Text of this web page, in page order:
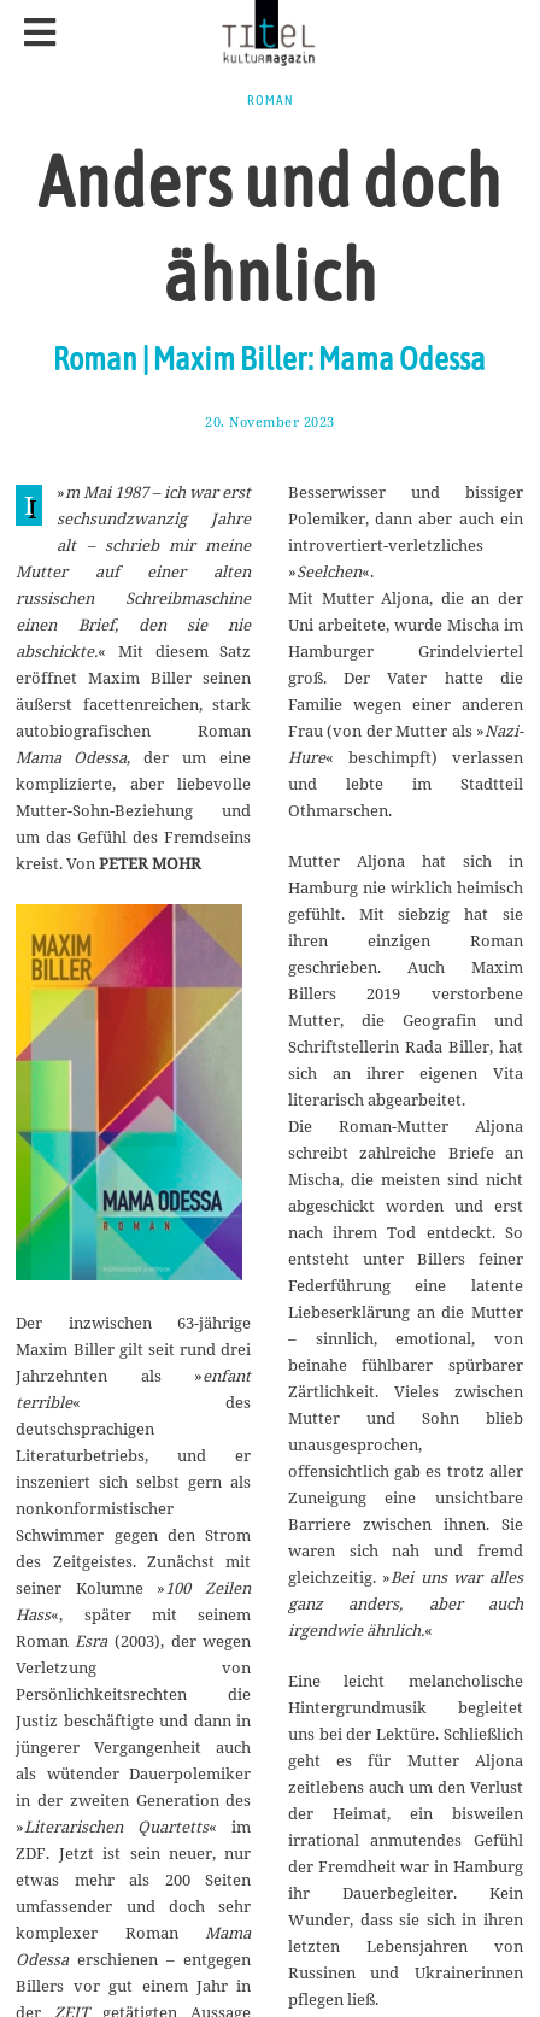
ROMAN
Anders und doch
ähnlich
Roman | Maxim Biller: Mama Odessa
20. November 2023
z
e
m
b
e
r
2
0
3
»
I
m Mai 1987 – ich war erst
sechsundzwanzig Jahre
alt – schrieb mir meine
Mutter auf einer alten
russischen Schreibmaschine
einen Brief, den sie nie
abschickte.« Mit diesem Satz
eröffnet Maxim Biller seinen
äußerst facettenreichen, stark
autobiografischen Roman
Mama Odessa, der um eine
komplizierte, aber liebevolle
Mutter-Sohn-Beziehung und
um das Gefühl des Fremdseins
kreist. VonPETER MOHR
Der inzwischen 63-jährige
Maxim Biller gilt seit rund drei
Jahrzehnten als »enfant
terrible« des
deutschsprachigen
Literaturbetriebs, und er
inszeniert sich selbst gern als
nonkonformistischer
Schwimmer gegen den Strom
des Zeitgeistes. Zunächst mit
seiner Kolumne »100 Zeilen
Hass«, später mit seinem
RomanEsra(2003), der wegen
Verletzung von
Persönlichkeitsrechten die
Justiz beschäftigte und dann in
jüngerer Vergangenheit auch
als wütender Dauerpolemiker
in der zweiten Generation des
»Literarischen Quartetts« im
ZDF. Jetzt ist sein neuer, nur
etwas mehr als 200 Seiten
umfassender und doch sehr
komplexer RomanMama
Odessaerschienen – entgegen
Billers vor gut einem Jahr in
derZEITgetätigten Aussage
Besserwisser und bissiger
Polemiker, dann aber auch ein
introvertiert-verletzliches
»Seelchen«.
Mit Mutter Aljona, die an der
Uni arbeitete, wurde Mischa im
Hamburger Grindelviertel
groß. Der Vater hatte die
Familie wegen einer anderen
Frau (von der Mutter als »Nazi-
Hure« beschimpft) verlassen
und lebte im Stadtteil
Othmarschen.
Mutter Aljona hat sich in
Hamburg nie wirklich heimisch
gefühlt. Mit siebzig hat sie
ihren einzigen Roman
geschrieben. Auch Maxim
Billers 2019 verstorbene
Mutter, die Geografin und
Schriftstellerin Rada Biller, hat
sich an ihrer eigenen Vita
literarisch abgearbeitet.
Die Roman-Mutter Aljona
schreibt zahlreiche Briefe an
Mischa, die meisten sind nicht
abgeschickt worden und erst
nach ihrem Tod entdeckt. So
entsteht unter Billers feiner
Federführung eine latente
Liebeserklärung an die Mutter
– sinnlich, emotional, von
beinahe fühlbarer spürbarer
Zärtlichkeit. Vieles zwischen
Mutter und Sohn blieb
unausgesprochen,
offensichtlich gab es trotz aller
Zuneigung eine unsichtbare
Barriere zwischen ihnen. Sie
waren sich nah und fremd
gleichzeitig. »Bei uns war alles
ganz anders, aber auch
irgendwie ähnlich.«
Eine leicht melancholische
Hintergrundmusik begleitet
uns bei der Lektüre. Schließlich
geht es für Mutter Aljona
zeitlebens auch um den Verlust
der Heimat, ein bisweilen
irrational anmutendes Gefühl
der Fremdheit war in Hamburg
ihr Dauerbegleiter. Kein
Wunder, dass sie sich in ihren
letzten Lebensjahren von
Russinen und Ukrainerinnen
pflegen ließ.